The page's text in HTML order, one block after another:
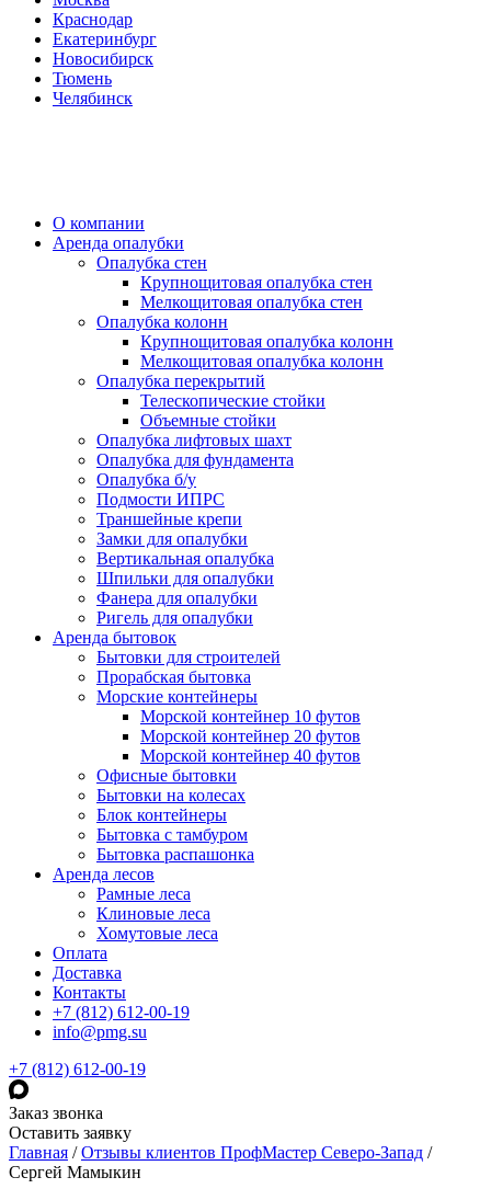
Краснодар
Екатеринбург
Новосибирск
Тюмень
Челябинск
О компании
Аренда опалубки
Опалубка стен
Крупнощитовая опалубка стен
Мелкощитовая опалубка стен
Опалубка колонн
Крупнощитовая опалубка колонн
Мелкощитовая опалубка колонн
Опалубка перекрытий
Телескопические стойки
Объемные стойки
Опалубка лифтовых шахт
Опалубка для фундамента
Опалубка б/у
Подмости ИПРС
Траншейные крепи
Замки для опалубки
Вертикальная опалубка
Шпильки для опалубки
Фанера для опалубки
Ригель для опалубки
Аренда бытовок
Бытовки для строителей
Прорабская бытовка
Морские контейнеры
Морской контейнер 10 футов
Морской контейнер 20 футов
Морской контейнер 40 футов
Офисные бытовки
Бытовки на колесах
Блок контейнеры
Бытовка с тамбуром
Бытовка распашонка
Аренда лесов
Рамные леса
Клиновые леса
Хомутовые леса
Оплата
Доставка
Контакты
+7 (812) 612-00-19
info@pmg.su
+7 (812) 612-00-19
Заказ звонка
Оставить заявку
Главная /Отзывы клиентов ПрофМастер Северо-Запад /
Сергей Мамыкин